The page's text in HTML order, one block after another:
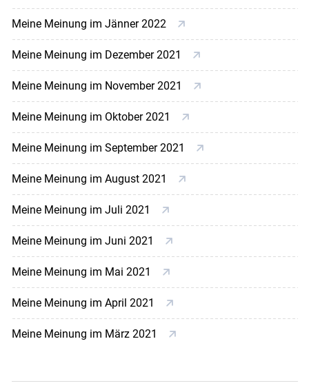
Meine Meinung im Jänner 2022
Meine Meinung im Dezember 2021
Meine Meinung im November 2021
Meine Meinung im Oktober 2021
Meine Meinung im September 2021
Meine Meinung im August 2021
Meine Meinung im Juli 2021
Meine Meinung im Juni 2021
Meine Meinung im Mai 2021
Meine Meinung im April 2021
Meine Meinung im März 2021